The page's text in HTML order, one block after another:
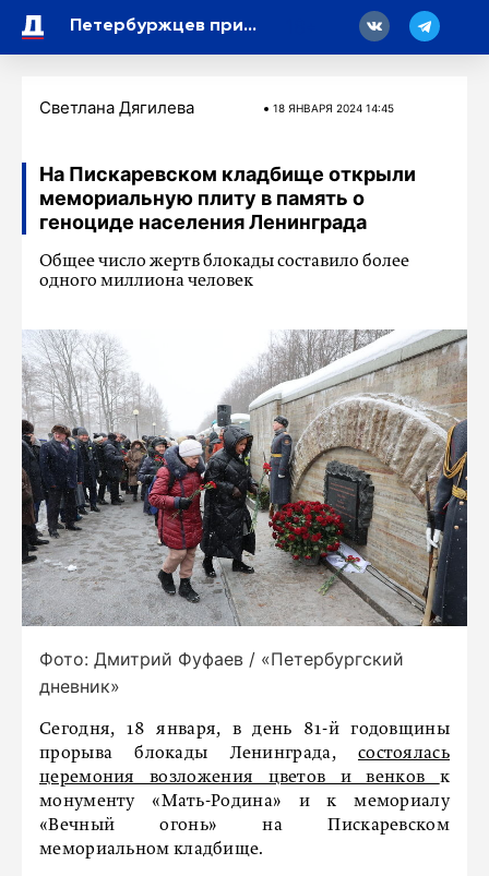
Петербуржцев призвали скачать приложение «Радар.НФ»
Светлана Дягилева 18 ЯНВАРЯ 2024 14:45
На Пискаревском кладбище открыли
мемориальную плиту в память о
геноциде населения Ленинграда
Общее число жертв блокады составило более
одного миллиона человек
Фото: Дмитрий Фуфаев / «Петербургский
дневник»
Сегодня, 18 января, в день 81-й годовщины
прорыва блокады Ленинграда, состоялась
церемония возложения цветов и венков к
монументу «Мать-Родина» и к мемориалу
«Вечный огонь» на Пискаревском
мемориальном кладбище.